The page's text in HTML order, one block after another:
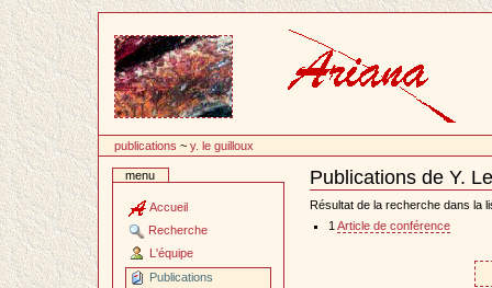
contenu
publications ~y. le guilloux
menu
Accueil
Recherche
L'équipe
Publications
Publications de Y.
Document
Actions
Résultat de la recherche dans la
1 Article de conférence